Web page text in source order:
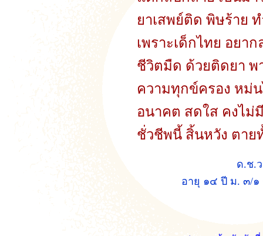
ยาเสพย์ติด พิษร้าย
เพราะเด็กไทย อยา
ชีวิตมืด ด้วยติดยา พ
ความทุกข์ครอง หม่
อนาคต สดใส คงไม่
ชั่วชีพนี้ สิ้นหวัง ตาย
ด.ช.
อายุ ๑๔ ปี ม. ๓/๑